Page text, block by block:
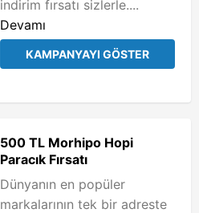
indirim fırsatı sizlerle....
Devamı
KAMPANYAYI GÖSTER
500 TL Morhipo Hopi
Paracık Fırsatı
Dünyanın en popüler
markalarının tek bir adreste